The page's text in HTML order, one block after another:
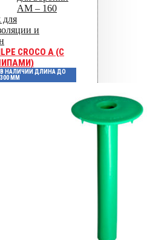
AM – 160
и
CROCO A (С
В НАЛИЧИИ ДЛИНА ДО
300 ММ